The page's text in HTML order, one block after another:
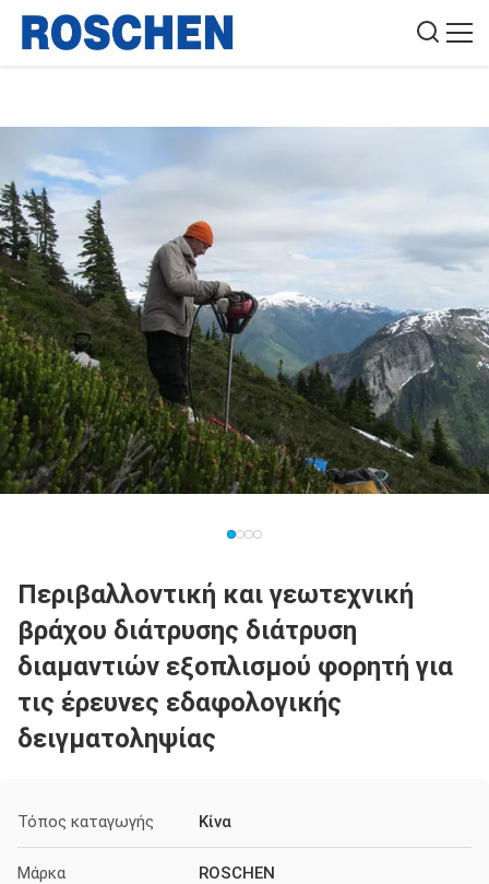
Περιβαλλοντική και γεωτεχνική
βράχου διάτρυσης διάτρυση
διαμαντιών εξοπλισμού φορητή για
τις έρευνες εδαφολογικής
δειγματοληψίας
Τόπος καταγωγής Κίνα
Μάρκα ROSCHEN